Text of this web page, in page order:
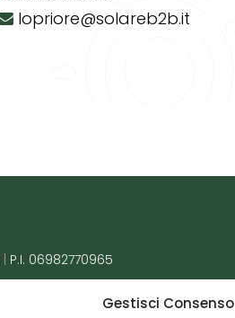
Gestisci Consenso
lopriore@solareb2b.it
P.I. 06982770965